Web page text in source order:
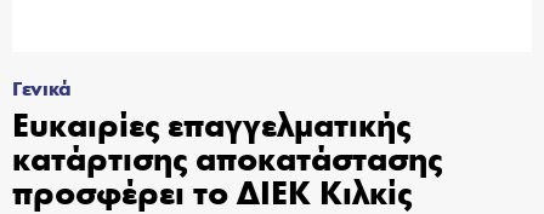
Γενικά
Ευκαιρίες επαγγελματικής
κατάρτισης αποκατάστασης
προσφέρει το ΔΙΕΚ Κιλκίς